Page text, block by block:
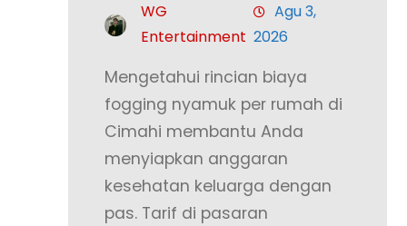
WG
Entertainment
Agu 3,
2026
Mengetahui rincian biaya
fogging nyamuk per rumah di
Cimahi membantu Anda
menyiapkan anggaran
kesehatan keluarga dengan
pas. Tarif di pasaran